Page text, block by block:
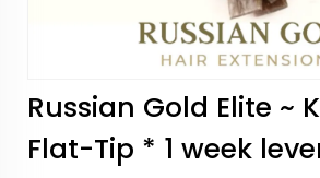
Russian Gold Elite ~
Flat-Tip * 1 week